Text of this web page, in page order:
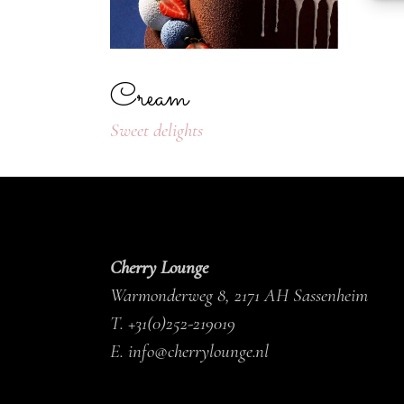
Cream
Sweet delights
Cherry Lounge
Warmonderweg 8, 2171 AH Sassenheim
T. +31(0)252-219019
E. info@cherrylounge.nl